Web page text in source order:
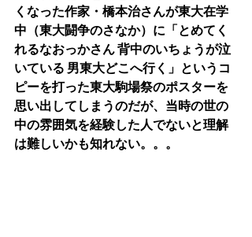
くなった作家・橋本治さんが東大在学
中（東大闘争のさなか）に「とめてく
れるなおっかさん 背中のいちょうが泣
いている 男東大どこへ行く」というコ
ピーを打った東大駒場祭のポスターを
思い出してしまうのだが、当時の世の
中の雰囲気を経験した人でないと理解
は難しいかも知れない。。。